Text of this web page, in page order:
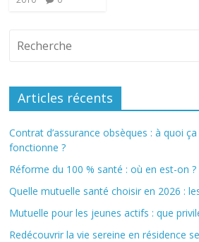
Articles récents
Contrat d’assurance obsèques : à quoi
fonctionne ?
Réforme du 100 % santé : où en est-on ?
Quelle mutuelle santé choisir en 2026 :
Mutuelle pour les jeunes actifs : que
Redécouvrir la vie sereine en résidence